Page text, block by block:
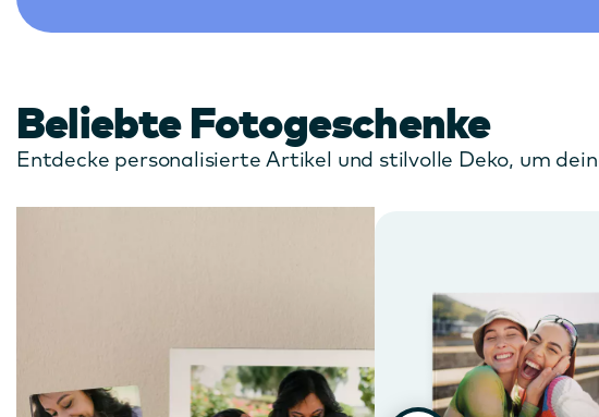
Beliebte Fotogeschenke
Entdecke personalisierte Artikel und stilvolle Deko, um